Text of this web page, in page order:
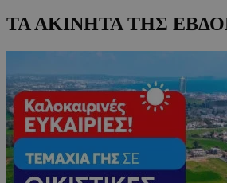
ΤΑ ΑΚΙΝΗΤΑ ΤΗΣ